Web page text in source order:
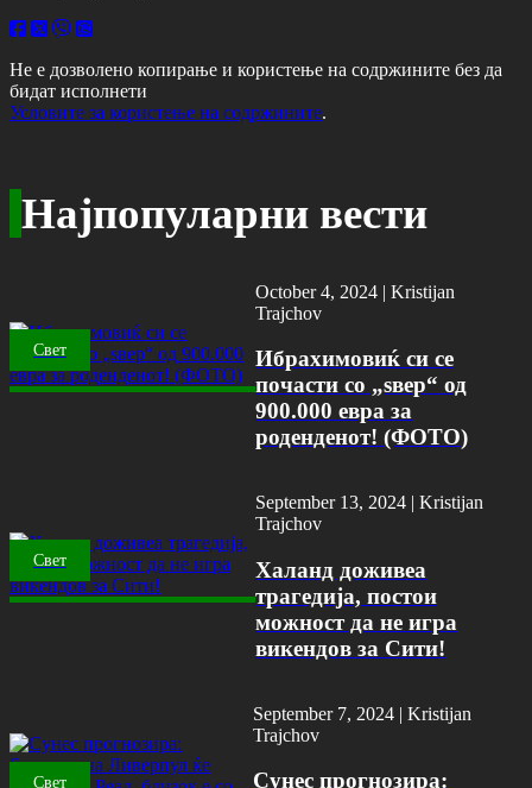
Не е дозволено копирање и користење на содржините без да
бидат исполнети
Условите за користење на содржините.
Најпопуларни вести
Свет
October 4, 2024 |Kristijan
Trajchov
Ибрахимовиќ си се
почасти со „ѕвер“ од
900.000 евра за
роденденот! (ФОТО)
Свет
September 13, 2024 | Kristijan
Trajchov
Халанд доживеа
трагедија, постои
можност да не игра
викендов за Сити!
Свет
September 7, 2024 | Kristijan
Trajchov
Сунес прогнозира: